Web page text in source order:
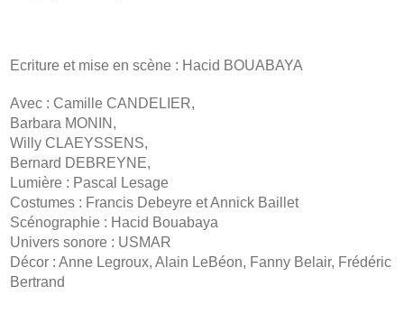
Ecriture et mise en scène : Hacid BOUABAYA
Avec : Camille CANDELIER,
Barbara MONIN,
Willy CLAEYSSENS,
Bernard DEBREYNE,
Lumière : Pascal Lesage
Costumes : Francis Debeyre et Annick Baillet
Scénographie : Hacid Bouabaya
Univers sonore : USMAR
Décor : Anne Legroux, Alain LeBéon, Fanny Belair, Frédéric
Bertrand